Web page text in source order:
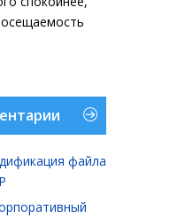
файла